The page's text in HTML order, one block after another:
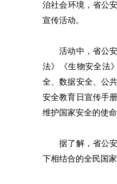
治社会环境，省公
宣传活动。
活动中，省公安
法》《生物安全法
全、数据安全、公
安全教育日宣传手
维护国家安全的使
据了解，省公安
下相结合的全民国